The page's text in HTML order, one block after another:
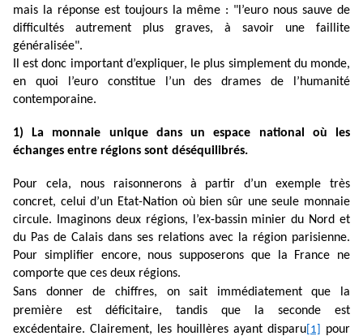
mais la réponse est toujours la même : "l’euro nous sauve de
difficultés autrement plus graves, à savoir une faillite
généralisée".
Il est donc important d’expliquer, le plus simplement du monde,
en quoi l’euro constitue l’un des drames de l’humanité
contemporaine.
1) La monnaie unique dans un espace national où les
échanges entre régions sont déséquilibrés.
Pour cela, nous raisonnerons à partir d’un exemple très
concret, celui d’un Etat-Nation où bien sûr une seule monnaie
circule. Imaginons deux régions, l’ex-bassin minier du Nord et
du Pas de Calais dans ses relations avec la région parisienne.
Pour simplifier encore, nous supposerons que la France ne
comporte que ces deux régions.
Sans donner de chiffres, on sait immédiatement que la
première est déficitaire, tandis que la seconde est
excédentaire. Clairement, les houillères ayant disparu [1]
pour